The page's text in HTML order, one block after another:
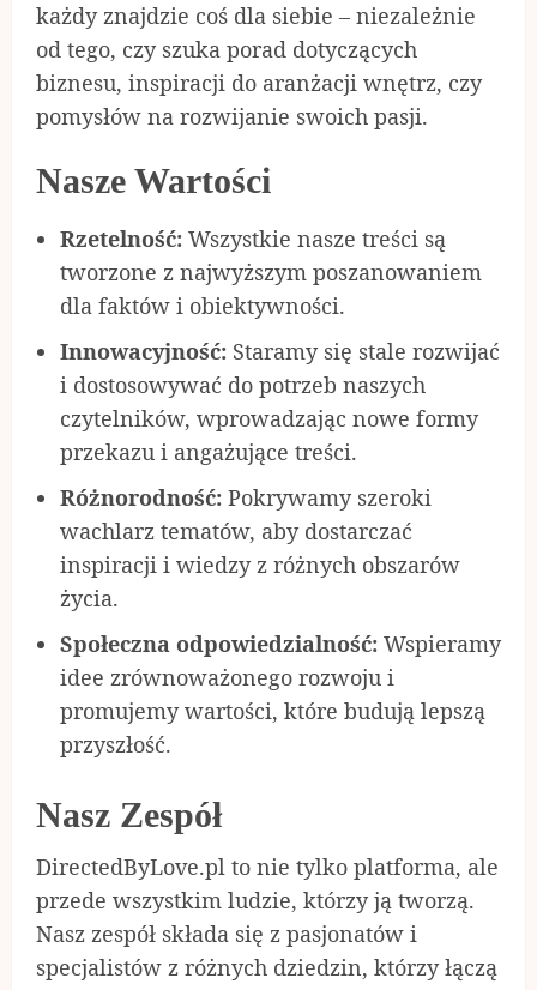
każdy znajdzie coś dla siebie – niezależnie
od tego, czy szuka porad dotyczących
biznesu, inspiracji do aranżacji wnętrz, czy
pomysłów na rozwijanie swoich pasji.
Nasze Wartości
Rzetelność: Wszystkie nasze treści są
tworzone z najwyższym poszanowaniem
dla faktów i obiektywności.
Innowacyjność: Staramy się stale rozwijać
i dostosowywać do potrzeb naszych
czytelników, wprowadzając nowe formy
przekazu i angażujące treści.
Różnorodność: Pokrywamy szeroki
wachlarz tematów, aby dostarczać
inspiracji i wiedzy z różnych obszarów
życia.
Społeczna odpowiedzialność: Wspieramy
idee zrównoważonego rozwoju i
promujemy wartości, które budują lepszą
przyszłość.
Nasz Zespół
DirectedByLove.pl to nie tylko platforma, ale
przede wszystkim ludzie, którzy ją tworzą.
Nasz zespół składa się z pasjonatów i
specjalistów z różnych dziedzin, którzy łączą